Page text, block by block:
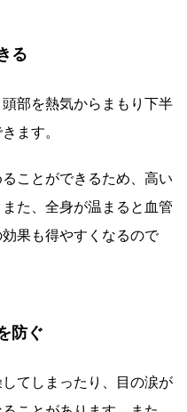
る
部を熱気からまもり下半
ます。
ことができるため、高い
た、全身が温まると血管
果も得やすくなるので
防ぐ
てしまったり、目の涙が